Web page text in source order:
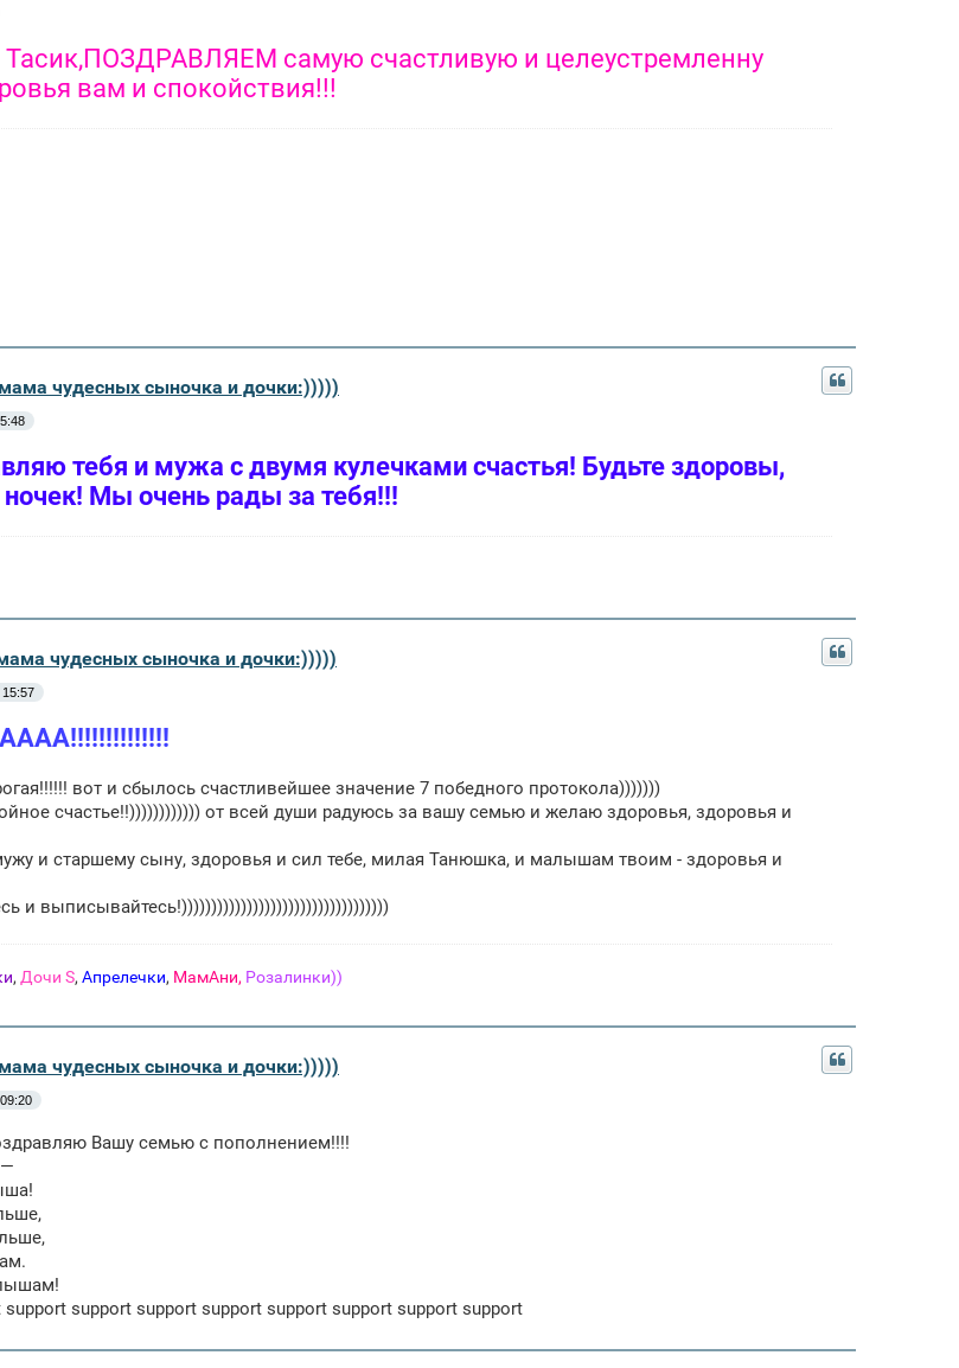
Тасик,ПОЗДРАВЛЯЕМ самую счастливую и целеустремленну
вам и спокойствия!!!
чудесных сыночка и дочки:)))))
тебя и мужа с двумя кулечками счастья! Будьте здоровы,
Мы очень рады за тебя!!!
чудесных сыночка и дочки:)))))
вот и сбылось счастливейшее значение 7 победного протокола)))))))
счастье!!)))))))))))) от всей души радуюсь за вашу семью и желаю здоровья, здоровья и
и старшему сыну, здоровья и сил тебе, милая Танюшка, и малышам твоим - здоровья и
и выписывайтесь!)))))))))))))))))))))))))))))))))))
, Дочи S, Апрелечки, МамАни, Розалинки))
чудесных сыночка и дочки:)))))
Вашу семью с пополнением!!!!
support support support support support support support